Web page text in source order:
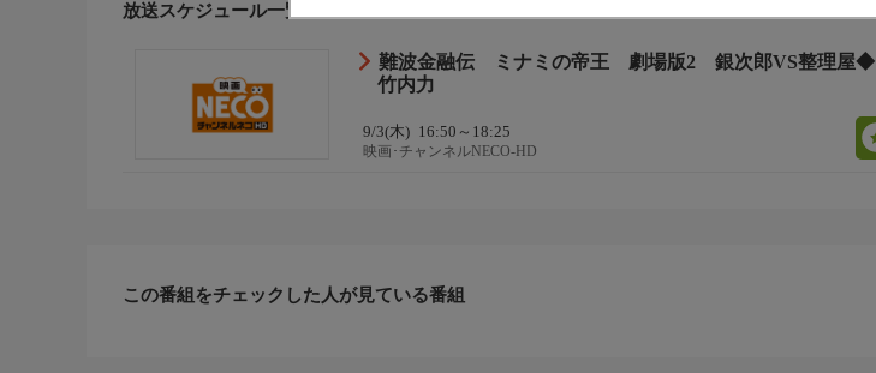
放送スケジュール一覧
難波金融伝 ミナミの帝王 劇場版2 銀次郎VS整理屋◆
竹内力
9/3(木) 16:50～18:25
映画･チャンネルNECO-HD
この番組をチェックした人が見ている番組